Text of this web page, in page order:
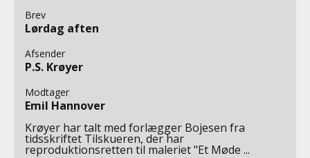
Brev
Lørdag aften
Afsender
P.S. Krøyer
Modtager
Emil Hannover
Krøyer har talt med forlægger Bojesen fra
tidsskriftet Tilskueren, der har
reproduktionsretten til maleriet "Et Møde ...